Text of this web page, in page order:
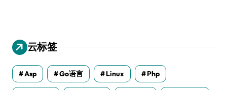
云标签
Asp Go语言 Linux Php